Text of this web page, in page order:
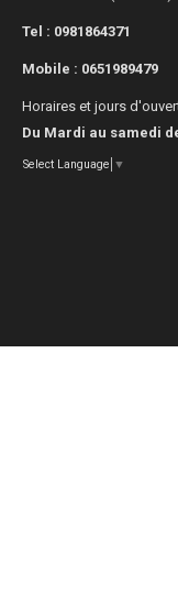
Tel : 0981864371
Mobile : 0651989479
Horaires et jours
Du Mardi au samedi
Select Language ▼